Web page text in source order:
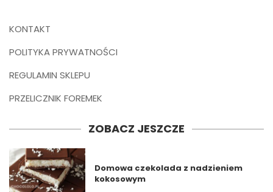
KONTAKT
POLITYKA PRYWATNOŚCI
REGULAMIN SKLEPU
PRZELICZNIK FOREMEK
ZOBACZ JESZCZE
Domowa czekolada z nadzieniem
kokosowym